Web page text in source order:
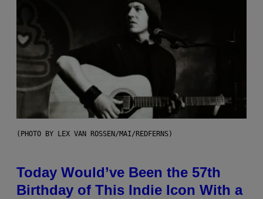
(PHOTO BY LEX VAN ROSSEN/MAI/REDFERNS)
Today Would’ve Been the 57th
Birthday of This Indie Icon With a